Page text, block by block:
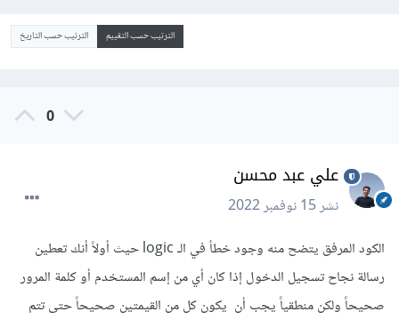
الترتيب حسب التقييم الترتيب حسب التاريخ
0
علي عبد محسن
نشر15 نوفمبر 2022
الكود المرفق يتضح منه وجود خطأ في الـ logic حيث أولاً أنك تعطين
رسالة نجاح تسجيل الدخول إذا كان أي من إسم المستخدم أو كلمة المرور
صحيحاً ولكن منطقياً يجب أن يكون كل من القيمتين صحيحاً حتى تتم